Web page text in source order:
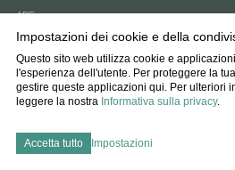
APF
info
agff.ch
Impressum
Disclaimer
Protezione dati
created by Internetgalerie AG
Impostazioni dei cookie e della
Questo sito web utilizza cookie e
l'esperienza dell'utente. Per proteggere la
gestire queste applicazioni qui. Per ulteriori
leggere la nostra Informativa sulla privacy.
Accetta tutto Impostazioni